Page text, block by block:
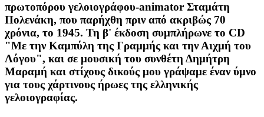
πρωτοπόρου γελοιογράφου-animator Σταμάτη
Πολενάκη, που παρήχθη πριν από ακριβώς 70
χρόνια, το 1945. Τη β' έκδοση συμπλήρωνε το CD
"Με την Καμπύλη της Γραμμής και την Αιχμή του
Λόγου", και σε μουσική του συνθέτη Δημήτρη
Μαραμή και στίχους δικούς μου γράψαμε έναν ύμνο
για τους χάρτινους ήρωες της ελληνικής
γελοιογραφίας.